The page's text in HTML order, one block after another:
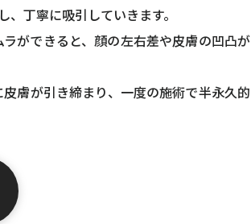
丁寧に吸引していきます。
ができると、顔の左右差や皮膚の凹凸が
膚が引き締まり、一度の施術で半永久的